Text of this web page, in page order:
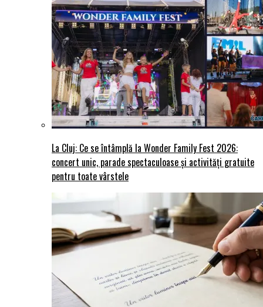
La Cluj: Ce se întâmplă la Wonder Family Fest 2026:
concert unic, parade spectaculoase și activități gratuite
pentru toate vârstele